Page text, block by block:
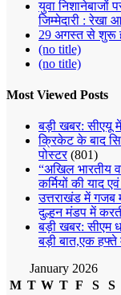
युवा
जिम्मेदारी : रेखा
29 अगस्त से शुरू
(no title)
(no title)
Most Viewed Posts
बड़ी खबर: सीएयू
क्रिकेट के बाद
पोस्टर (801)
“अखिल भारतीय
कर्मियों की याद
उत्तराखंड में गजब
दुल्हन मंडप में
बड़ी खबर: सीएम
बड़ी बात,एक
January 2026
M T W T F S
S